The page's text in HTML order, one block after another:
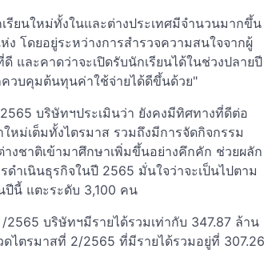
รียนใหม่ทั้งในและต่างประเทศมีจำนวนมากขึ้น
โดยอยู่ระหว่างการสำรวจความสนใจจากผู้
และคาดว่าจะเปิดรับนักเรียนได้ในช่วงปลายปี
วบคุมต้นทุนค่าใช้จ่ายได้ดีขึ้นด้วย"
บริษัทฯประเมินว่า ยังคงมีทิศทางที่ดีต่อ
ใหม่เต็มทั้งไตรมาส รวมถึงมีการจัดกิจกรรม
งชาติเข้ามาศึกษาเพิ่มขึ้นอย่างคึกคัก ช่วยผลัก
ำเนินธุรกิจในปี 2565 มั่นใจว่าจะเป็นไปตาม
ปีนี้ แตะระดับ 3,100 คน
บริษัทฯมีรายได้รวมเท่ากับ 347.87 ล้าน
ไตรมาสที่ 2/2565 ที่มีรายได้รวมอยู่ที่ 307.26